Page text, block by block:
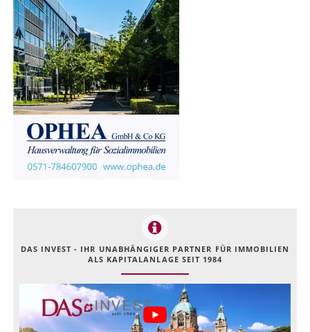
DAS INVEST - IHR UNABHÄNGIGER PARTNER FÜR IMMOBILIEN
ALS KAPITALANLAGE SEIT 1984